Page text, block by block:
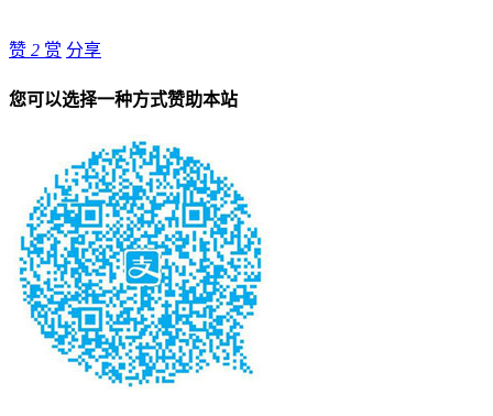
赞 2 赏 分享
您可以选择一种方式赞助本站